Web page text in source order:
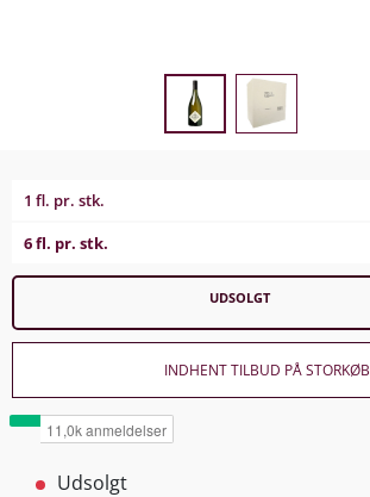
1 fl. pr. stk.
6 fl. pr. stk.
UDSOLGT
INDHENT TILBUD PÅ STORKØB
Udsolgt